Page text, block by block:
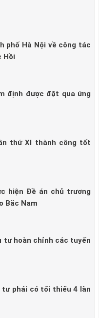
phố Hà Nội về công tác
Hồi
định được đặt qua ứng
thứ XI thành công tốt
hiện Đề án chủ trương
Bắc Nam
tư hoàn chỉnh các tuyến
phải có tối thiểu 4 làn